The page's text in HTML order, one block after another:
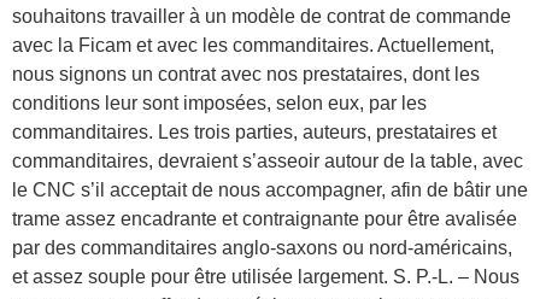
souhaitons travailler à un modèle de contrat de commande
avec la Ficam et avec les commanditaires. Actuellement,
nous signons un contrat avec nos prestataires, dont les
conditions leur sont imposées, selon eux, par les
commanditaires. Les trois parties, auteurs, prestataires et
commanditaires, devraient s’asseoir autour de la table, avec
le CNC s’il acceptait de nous accompagner, afin de bâtir une
trame assez encadrante et contraignante pour être avalisée
par des commanditaires anglo-saxons ou nord-américains,
et assez souple pour être utilisée largement. S. P.-L. – Nous